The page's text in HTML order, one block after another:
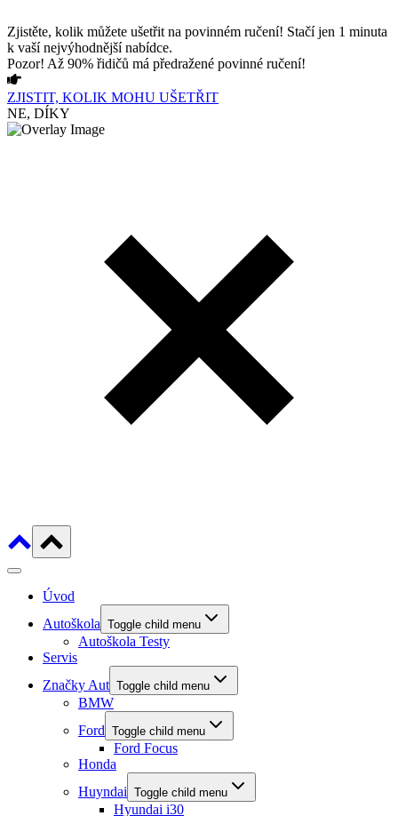
Zjistěte, kolik můžete ušetřit na povinném ručení! Stačí jen 1 minuta
k vaší nejvýhodnější nabídce.
Pozor! Až 90% řidičů má předražené povinné ručení!
ZJISTIT, KOLIK MOHU UŠETŘIT
NE, DÍKY
Úvod
Autoškola Toggle child menu
Autoškola Testy
Servis
Značky Aut Toggle child menu
BMW
Ford Toggle child menu
Ford Focus
Honda
Huyndai Toggle child menu
Hyundai i30